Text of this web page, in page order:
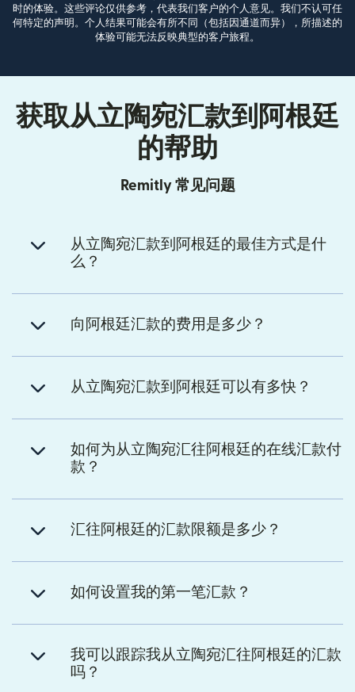
时的体验。这些评论仅供参考，代表我们客户的个人意见。我们不认可任
何特定的声明。个人结果可能会有所不同（包括因通道而异），所描述的
体验可能无法反映典型的客户旅程。
获取从立陶宛汇款到阿根廷
的帮助
Remitly 常见问题
从立陶宛汇款到阿根廷的最佳方式是什
么？
向阿根廷汇款的费用是多少？
从立陶宛汇款到阿根廷可以有多快？
如何为从立陶宛汇往阿根廷的在线汇款付
款？
汇往阿根廷的汇款限额是多少？
如何设置我的第一笔汇款？
我可以跟踪我从立陶宛汇往阿根廷的汇款
吗？